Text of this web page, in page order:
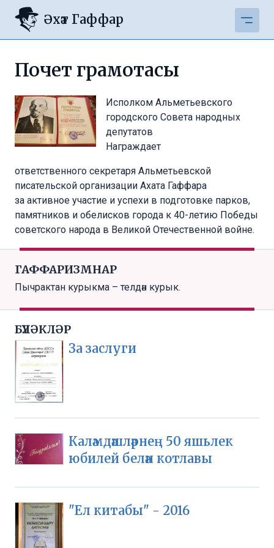
Әхәт Гаффар
Почет грамотасы
Исполком Альметьевского
городского Совета народных
депутатов
Награждает
ответственного секретаря Альметьевской
писательской организации Ахата Гаффара
за активное участие и успехи в подготовке парков,
памятников и обелисков города к 40-летию Победы
советского народа в Великой Отечественной войне.
ГАФФАРИЗМНАР
Пычрактан курыкма – телдән курык.
БҮЛӘКЛӘР
За заслуги
Каләмдәшләрнең 50 яшьлек
юбилей белән котлавы
"Ел китабы" - 2016